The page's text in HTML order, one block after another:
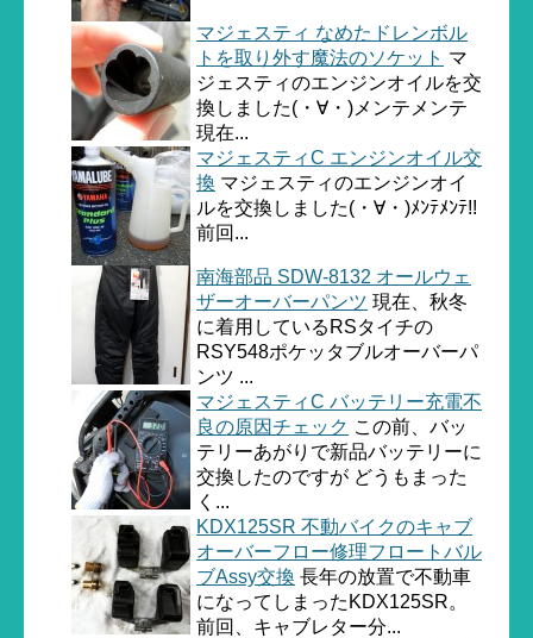
マジェスティ なめたドレンボル
トを取り外す魔法のソケット マ
ジェスティのエンジンオイルを交
換しました(・∀・)メンテメンテ
現在...
マジェスティC エンジンオイル交
換 マジェスティのエンジンオイ
ルを交換しました(・∀・)ﾒﾝﾃﾒﾝﾃ!!
前回...
南海部品 SDW-8132 オールウェ
ザーオーバーパンツ 現在、秋冬
に着用しているRSタイチの
RSY548ポケッタブルオーバーパ
ンツ ...
マジェスティC バッテリー充電不
良の原因チェック この前、バッ
テリーあがりで新品バッテリーに
交換したのですが どうもまった
く...
KDX125SR 不動バイクのキャブ
オーバーフロー修理フロートバル
ブAssy交換 長年の放置で不動車
になってしまったKDX125SR。
前回、キャブレター分...